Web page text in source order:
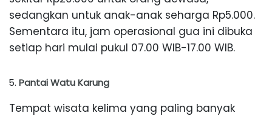
sedangkan untuk anak-anak seharga Rp5.000.
Sementara itu, jam operasional gua ini dibuka
setiap hari mulai pukul 07.00 WIB-17.00 WIB.
Pantai Watu Karung
Tempat wisata kelima yang paling banyak